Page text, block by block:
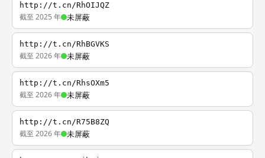
http://t.cn/RhOIJQZ
截至 2025 年 未屏蔽
http://t.cn/RhBGVKS
截至 2026 年 未屏蔽
http://t.cn/RhsOXm5
截至 2026 年 未屏蔽
http://t.cn/R75B8ZQ
截至 2026 年 未屏蔽